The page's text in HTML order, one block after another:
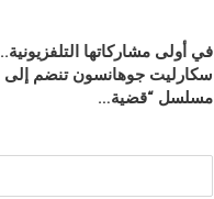
في أولى مشاركاتها التلفزيونية..
سكارليت جوهانسون تنضم إلى
مسلسل “قضية…